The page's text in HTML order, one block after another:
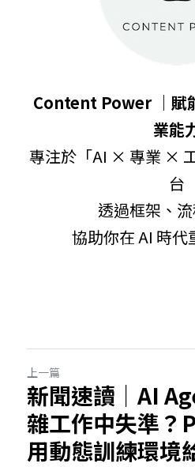
Content Power ｜賦
業能
專注於「AI × 專業 ×
台
透過框架、
協助你在 AI 時代
上一篇
新聞速讀｜AI
雜工作中失準？
用動態訓練環境